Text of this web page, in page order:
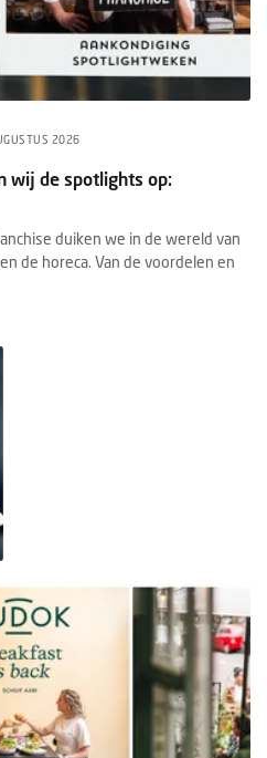
2026
wij de spotlights op:
duiken we in de wereld van
de horeca. Van de voordelen en